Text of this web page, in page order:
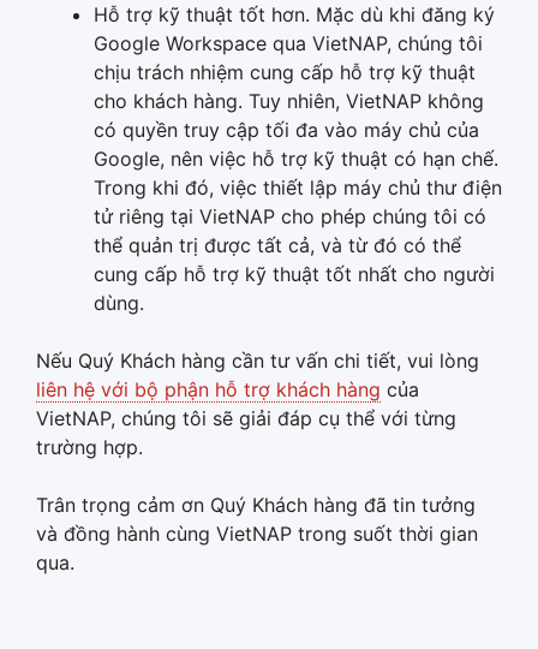
Hỗ trợ kỹ thuật tốt hơn. Mặc dù khi đăng ký
Google Workspace qua VietNAP, chúng tôi
chịu trách nhiệm cung cấp hỗ trợ kỹ thuật
cho khách hàng. Tuy nhiên, VietNAP không
có quyền truy cập tối đa vào máy chủ của
Google, nên việc hỗ trợ kỹ thuật có hạn chế.
Trong khi đó, việc thiết lập máy chủ thư điện
tử riêng tại VietNAP cho phép chúng tôi có
thể quản trị được tất cả, và từ đó có thể
cung cấp hỗ trợ kỹ thuật tốt nhất cho người
dùng.
Nếu Quý Khách hàng cần tư vấn chi tiết, vui lòng
liên hệ với bộ phận hỗ trợ khách hàng của
VietNAP, chúng tôi sẽ giải đáp cụ thể với từng
trường hợp.
Trân trọng cảm ơn Quý Khách hàng đã tin tưởng
và đồng hành cùng VietNAP trong suốt thời gian
qua.